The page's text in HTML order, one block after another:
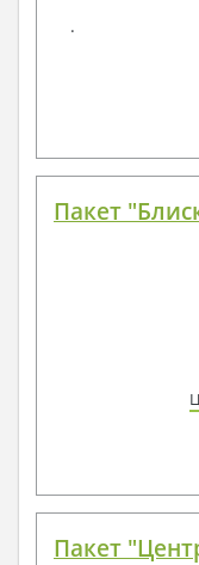
.
Пакет
Пакет